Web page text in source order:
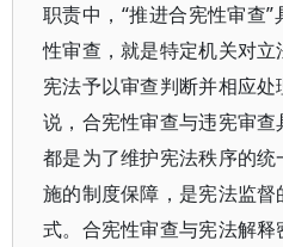
职责中，“推进合宪性审查
性审查，就是特定机关对
宪法予以审查判断并相应
说，合宪性审查与违宪审查
都是为了维护宪法秩序的
施的制度保障，是宪法监
式。合宪性审查与宪法解